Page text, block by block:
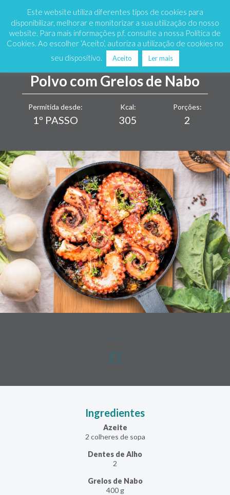
808 200 333 Marque já
Polvo com Grelos de Nabo
Permitida desde:
1º PASSO
Kcal:
305
Porções:
2
Ingredientes
Azeite
2 colheres de sopa
Dentes de Alho
2
Grelos de Nabo
400 g
Este website utiliza diferentes tipos de cookies para
disponibilizar, melhorar e monitorizar a sua utilização do nosso
website. Para mais informações p.f. consulte a nossa Política de
Cookies. Ao escolher ‘Aceito’, autoriza a utilização de cookies no
seu dispositivo.
Aceito Ler mais